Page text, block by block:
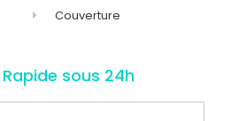
Couverture
sous 24h